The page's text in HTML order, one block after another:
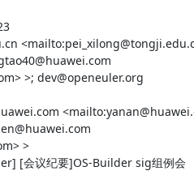
>; dev@openeuler.org
>
[会议纪要]OS-Builder sig组例会